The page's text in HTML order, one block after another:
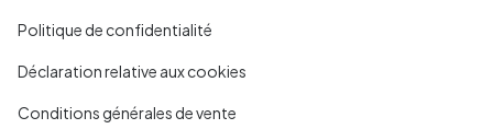
Politique de confidentialité
Déclaration relative aux cookies
Conditions générales de vente